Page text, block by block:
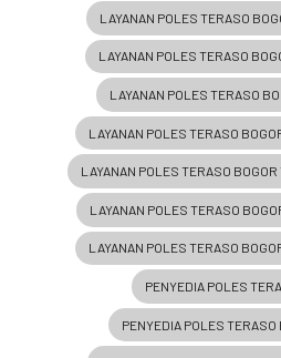
LAYANAN POLES TERASO
LAYANAN POLES TERASO
LAYANAN POLES TERASO
LAYANAN POLES TERASO
LAYANAN POLES TERASO
LAYANAN POLES TERASO
LAYANAN POLES TERASO
PENYEDIA POLES
PENYEDIA POLES TERASO